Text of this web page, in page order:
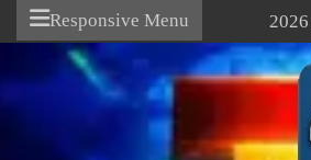
Responsive Menu